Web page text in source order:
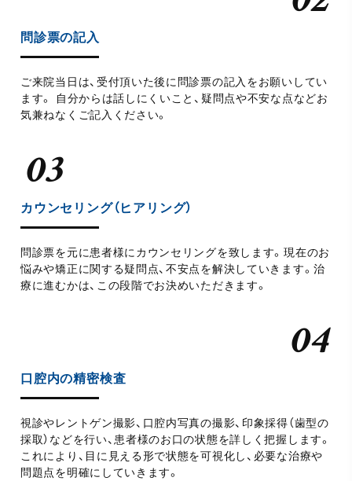
問診票の記入
ご来院当日は、受付頂いた後に問診票の記入をお願いしてい
ます。 自分からは話しにくいこと、疑問点や不安な点などお
気兼ねなくご記入ください。
カウンセリング（ヒアリング）
問診票を元に患者様にカウンセリングを致します。現在のお
悩みや矯正に関する疑問点、不安点を解決していきます。治
療に進むかは、この段階でお決めいただきます。
口腔内の精密検査
視診やレントゲン撮影、口腔内写真の撮影、印象採得（歯型の
採取）などを行い、患者様のお口の状態を詳しく把握します。
これにより、目に見える形で状態を可視化し、必要な治療や
問題点を明確にしていきます。